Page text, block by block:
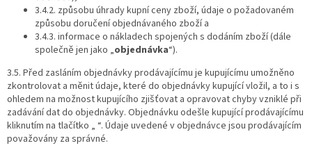
3.4.2. způsobu úhrady kupní ceny zboží, údaje o požadovaném
způsobu doručení objednávaného zboží a
3.4.3. informace o nákladech spojených s dodáním zboží (dále
společně jen jako „objednávka“).
3.5. Před zasláním objednávky prodávajícímu je kupujícímu umožněno
zkontrolovat a měnit údaje, které do objednávky kupující vložil, a to i s
ohledem na možnost kupujícího zjišťovat a opravovat chyby vzniklé při
zadávání dat do objednávky. Objednávku odešle kupující prodávajícímu
kliknutím na tlačítko „ “. Údaje uvedené v objednávce jsou prodávajícím
považovány za správné.